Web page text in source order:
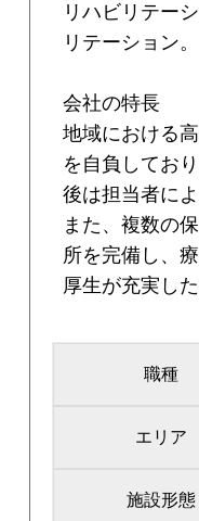
リハビリテー
リテーション。
会社の特長
地域における
を自負してお
後は担当者に
また、複数の
所を完備し、
厚生が充実した
職種
エリア
施設形態